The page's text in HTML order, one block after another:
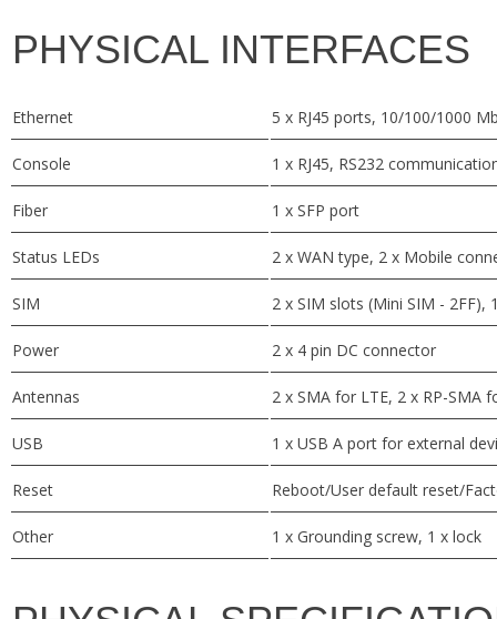
PHYSICAL INTERFACES
Ethernet 5 x RJ45 ports, 10/100/1000
Console 1 x RJ45, RS232
Fiber 1 x SFP port
Status LEDs 2 x WAN type, 2 x Mobile
SIM 2 x SIM slots (Mini SIM - 2FF),
Power 2 x 4 pin DC connector
Antennas 2 x SMA for LTE, 2 x RP-SMA
USB 1 x USB A port for external
Reset Reboot/User default reset/
Other 1 x Grounding screw, 1 x lock